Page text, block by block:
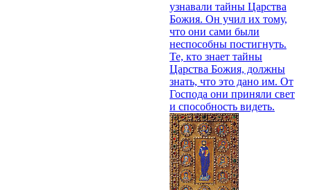
узнавали тайны Царства
Божия. Он учил их тому,
что они сами были
неспособны постигнуть.
Те, кто знает тайны
Царства Божия, должны
знать, что это дано им. От
Господа они приняли свет
и способность видеть.